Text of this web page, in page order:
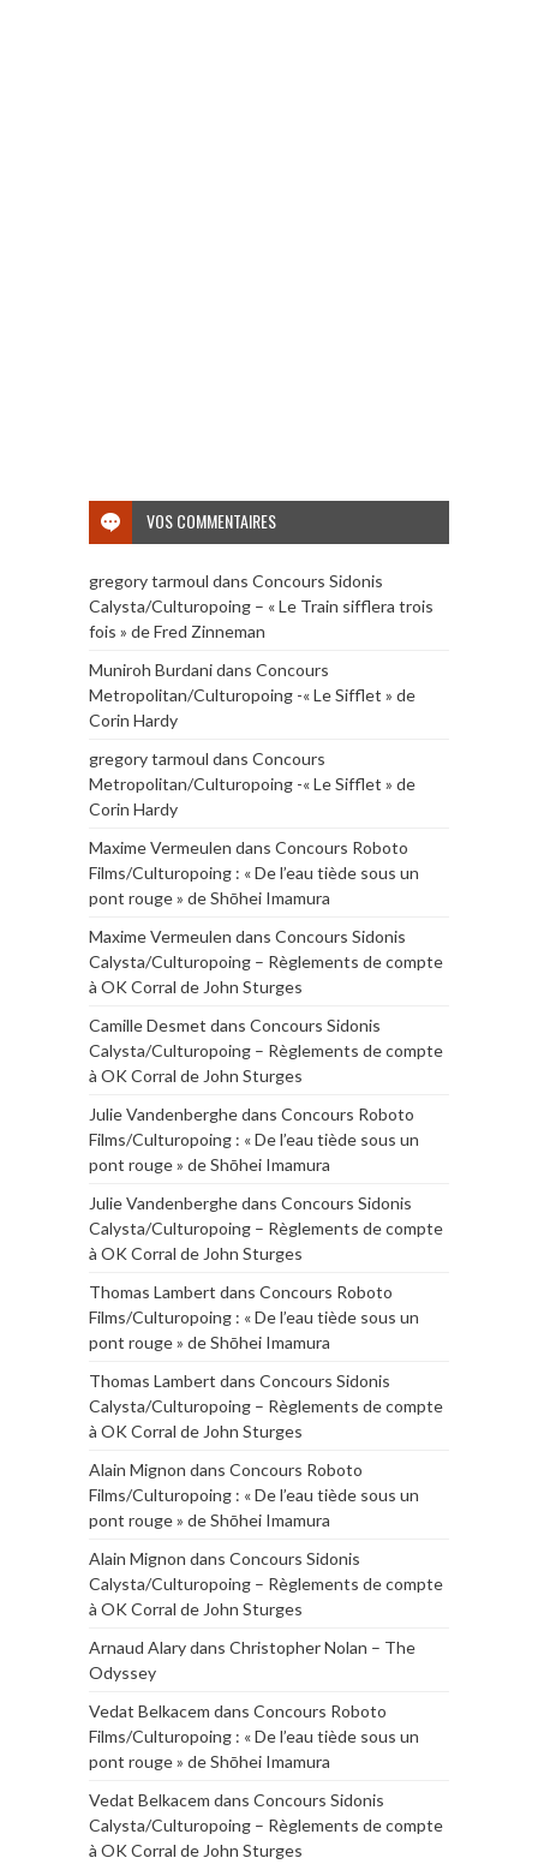
VOS COMMENTAIRES
gregory tarmoul dans Concours Sidonis
Calysta/Culturopoing – « Le Train sifflera trois
fois » de Fred Zinneman
Muniroh Burdanidans Concours
Metropolitan/Culturopoing -« Le Sifflet » de
Corin Hardy
gregory tarmoul dans Concours
Metropolitan/Culturopoing -« Le Sifflet » de
Corin Hardy
Maxime Vermeulen dans Concours Roboto
Films/Culturopoing : « De l’eau tiède sous un
pont rouge » de Shōhei Imamura
Maxime Vermeulen dans Concours Sidonis
Calysta/Culturopoing – Règlements de compte
à OK Corral de John Sturges
Camille Desmet dans Concours Sidonis
Calysta/Culturopoing – Règlements de compte
à OK Corral de John Sturges
Julie Vandenberghedans Concours Roboto
Films/Culturopoing : « De l’eau tiède sous un
pont rouge » de Shōhei Imamura
Julie Vandenberghedans Concours Sidonis
Calysta/Culturopoing – Règlements de compte
à OK Corral de John Sturges
Thomas Lambert dans Concours Roboto
Films/Culturopoing : « De l’eau tiède sous un
pont rouge » de Shōhei Imamura
Thomas Lambert dans Concours Sidonis
Calysta/Culturopoing – Règlements de compte
à OK Corral de John Sturges
Alain Mignon dans Concours Roboto
Films/Culturopoing : « De l’eau tiède sous un
pont rouge » de Shōhei Imamura
Alain Mignon dans Concours Sidonis
Calysta/Culturopoing – Règlements de compte
à OK Corral de John Sturges
Arnaud Alarydans Christopher Nolan – The
Odyssey
Vedat Belkacem dans Concours Roboto
Films/Culturopoing : « De l’eau tiède sous un
pont rouge » de Shōhei Imamura
Vedat Belkacem dans Concours Sidonis
Calysta/Culturopoing – Règlements de compte
à OK Corral de John Sturges